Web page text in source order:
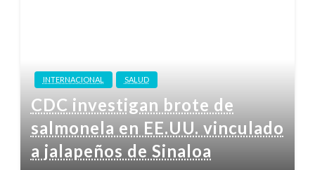
INTERNACIONAL SALUD
CDC investigan brote de
salmonela en EE.UU. vinculado
a jalapeños de Sinaloa